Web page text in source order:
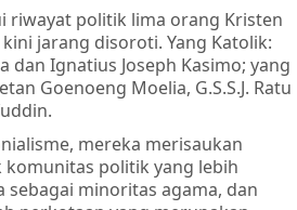
riwayat politik lima orang Kristen
jarang disoroti. Yang Katolik:
dan Ignatius Joseph Kasimo; yang
Goenoeng Moelia, G.S.S.J. Ratu
mereka merisaukan
politik yang lebih
sebagai minoritas agama, dan